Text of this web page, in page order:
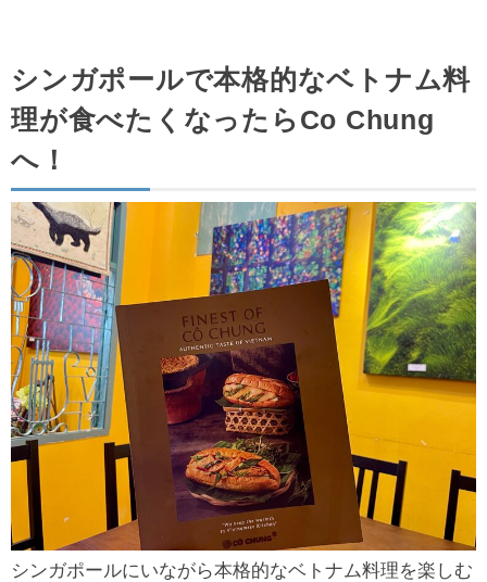
シンガポールで本格的なベトナム料
理が食べたくなったらCo Chung
へ！
シンガポールにいながら本格的なベトナム料理を楽しむ